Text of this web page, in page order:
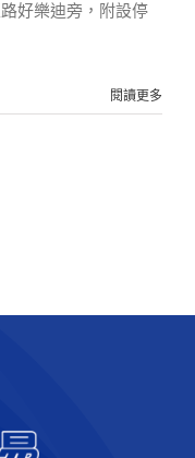
好樂迪旁，附設停
閱讀更多